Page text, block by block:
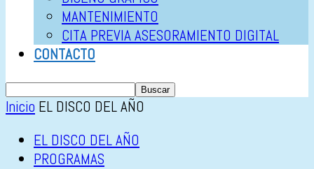
MANTENIMIENTO
CITA PREVIA ASESORAMIENTO DIGITAL
CONTACTO
Inicio EL DISCO DEL AÑO
EL DISCO DEL AÑO
PROGRAMAS